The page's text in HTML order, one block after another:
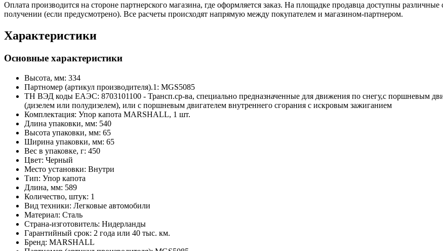
Оплата производится на стороне партнерского магазина, где оформляется заказ. На площадке продавца доступны
получении (если предусмотрено). Все расчеты происходят напрямую между покупателем и магазином-партнером.
Характеристики
Основные характеристики
Высота, мм: 334
Партномер (артикул производителя).1: MGS5085
ТН ВЭД коды ЕАЭС: 8703101100 - Трансп.ср-ва, специально предназначенные для движения по снегу,с поршневым
(дизелем или полудизелем), или с поршневым двигателем внутреннего сгорания с искровым зажиганием
Комплектация: Упор капота MARSHALL, 1 шт.
Длина упаковки, мм: 540
Высота упаковки, мм: 65
Ширина упаковки, мм: 65
Вес в упаковке, г: 450
Цвет: Черный
Место установки: Внутри
Тип: Упор капота
Длина, мм: 589
Количество, штук: 1
Вид техники: Легковые автомобили
Материал: Сталь
Страна-изготовитель: Нидерланды
Гарантийный срок: 2 года или 40 тыс. км.
Бренд: MARSHALL